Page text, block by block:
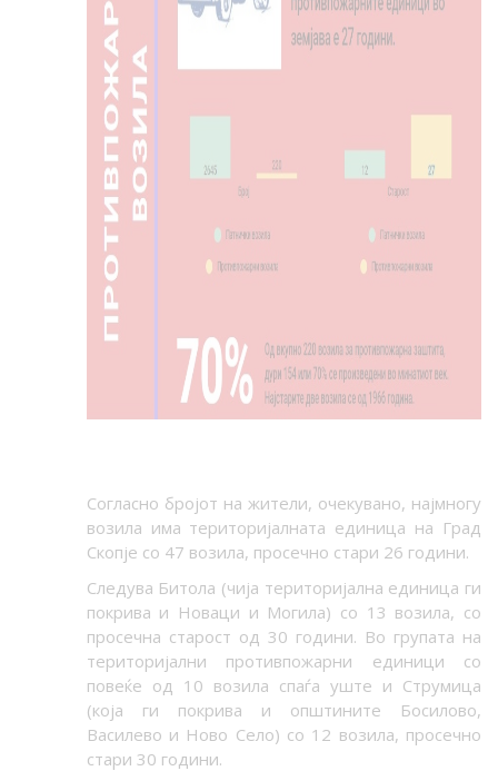
Согласно бројот на жители, очекувано, најмногу
возила има територијалната единица на Град
Скопје со 47 возила, просечно стари 26 години.
Следува Битола (чија територијална единица ги
покрива и Новаци и Могила) со 13 возила, со
просечна старост од 30 години. Во групата на
територијални противпожарни единици со
повеќе од 10 возила спаѓа уште и Струмица
(која ги покрива и општините Босилово,
Василево и Ново Село) со 12 возила, просечно
стари 30 години.